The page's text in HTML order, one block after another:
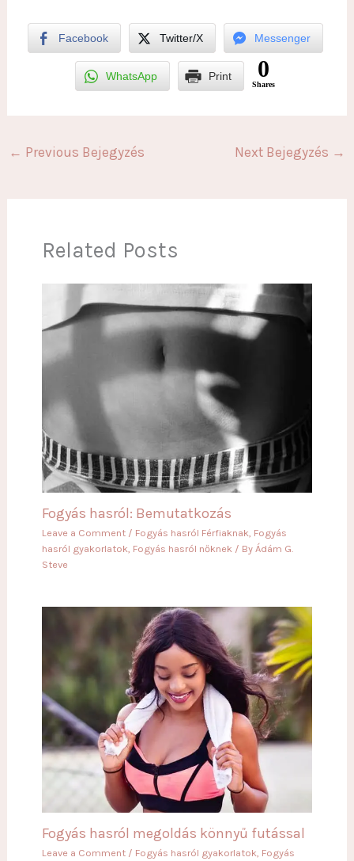
Facebook Twitter/X Messenger
WhatsApp Print 0
Shares
← Previous Bejegyzés Next Bejegyzés →
Related Posts
Fogyás hasról: Bemutatkozás
Leave a Comment / Fogyás hasról Férfiaknak, Fogyás
hasról gyakorlatok, Fogyás hasról nőknek/ By Ádám G.
Steve
Fogyás hasról megoldás könnyű futással
Leave a Comment / Fogyás hasról gyakorlatok, Fogyás